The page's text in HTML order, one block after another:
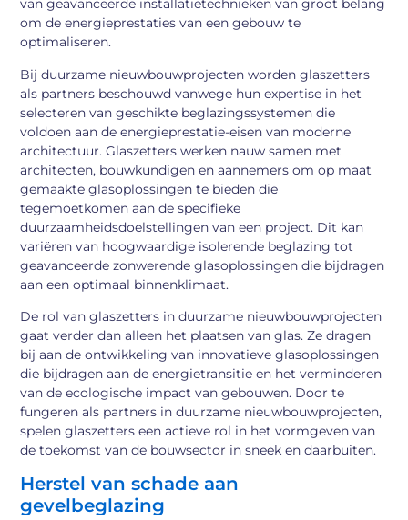
van geavanceerde installatietechnieken van groot belang
om de energieprestaties van een gebouw te
optimaliseren.
Bij duurzame nieuwbouwprojecten worden glaszetters
als partners beschouwd vanwege hun expertise in het
selecteren van geschikte beglazingssystemen die
voldoen aan de energieprestatie-eisen van moderne
architectuur. Glaszetters werken nauw samen met
architecten, bouwkundigen en aannemers om op maat
gemaakte glasoplossingen te bieden die
tegemoetkomen aan de specifieke
duurzaamheidsdoelstellingen van een project. Dit kan
variëren van hoogwaardige isolerende beglazing tot
geavanceerde zonwerende glasoplossingen die bijdragen
aan een optimaal binnenklimaat.
De rol van glaszetters in duurzame nieuwbouwprojecten
gaat verder dan alleen het plaatsen van glas. Ze dragen
bij aan de ontwikkeling van innovatieve glasoplossingen
die bijdragen aan de energietransitie en het verminderen
van de ecologische impact van gebouwen. Door te
fungeren als partners in duurzame nieuwbouwprojecten,
spelen glaszetters een actieve rol in het vormgeven van
de toekomst van de bouwsector in sneek en daarbuiten.
Herstel van schade aan
gevelbeglazing